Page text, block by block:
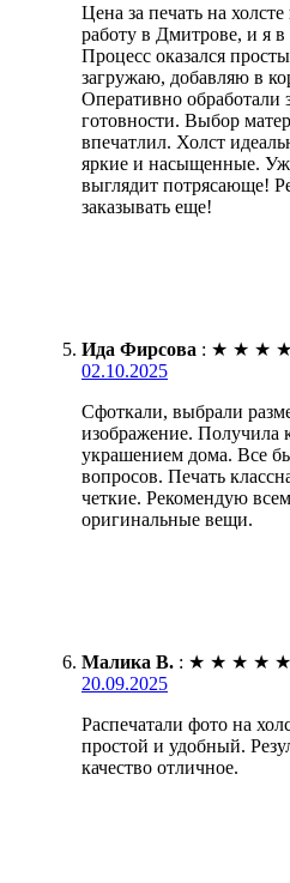
Цена за печать на холсте
работу в Дмитрове, и я
Процесс оказался
загружаю, добавляю в
Оперативно обработали
готовности. Выбор
впечатлил. Холст
яркие и насыщенные.
выглядит потрясающе!
заказывать еще!
Ида Фирсова : ★ ★ ★ ★
02.10.2025
Сфоткали, выбрали
изображение. Получила
украшением дома. Все
вопросов. Печать
четкие. Рекомендую
оригинальные вещи.
Малика В. : ★ ★ ★ ★ ★
20.09.2025
Распечатали фото на
простой и удобный.
качество отличное.